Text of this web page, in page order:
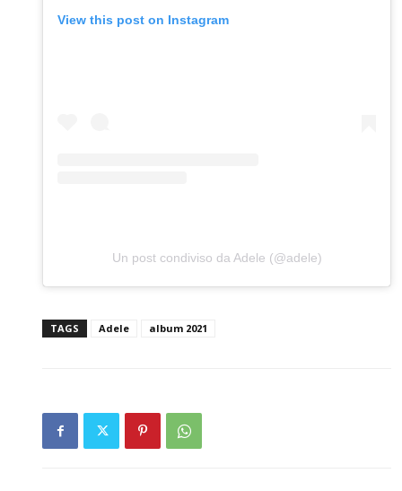
View this post on Instagram
Un post condiviso da Adele (@adele)
TAGS Adele album 2021